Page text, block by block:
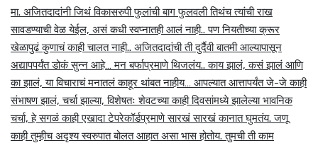
मा. अजितदादांनी जिथं विकासरुपी फुलांची बाग फुलवली तिथंच त्यांची राख
सावडण्याची वेळ येईल, असं कधी स्वप्नातही आलं नाही.. पण नियतीच्या क्रूर
खेळापुढं कुणाचं काही चालत नाही.. अजितदादांची ती दुर्दैवी बातमी आल्यापासून
अद्यापपर्यंत डोकं सुन्न आहे… मन बर्फाप्रमाणे थिजलंय.. काय झालं, कसं झालं आणि
का झालं, या विचाराचं मनातलं काहूर थांबत नाहीय… आपल्यात आत्तापर्यंत जे-जे काही
संभाषण झालं, चर्चा झाल्या, विशेषतः शेवटच्या काही दिवसांमध्ये झालेल्या भावनिक
चर्चा, हे सगळं काही एखादा टेपरेकॉर्डप्रमाणे सारखं सारखं कानात घुमतंय. जणू
काही तुम्हीच अदृश्य स्वरुपात बोलत आहात असा भास होतोय. तुमची ती काम